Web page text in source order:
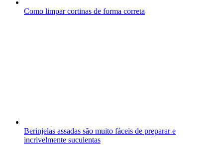
Como limpar cortinas de forma correta
Berinjelas assadas são muito fáceis de preparar e
incrivelmente suculentas